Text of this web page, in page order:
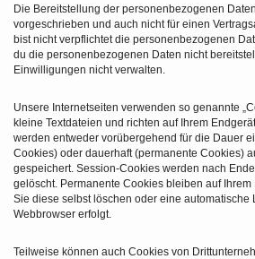
Die Bereitstellung der personenbezogenen
vorgeschrieben und auch nicht für einen
bist nicht verpflichtet die personenbezogenen
du die personenbezogenen Daten nicht
Einwilligungen nicht verwalten.
Unsere Internetseiten verwenden so genannte
kleine Textdateien und richten auf Ihrem
werden entweder vorübergehend für die Dauer
Cookies) oder dauerhaft (permanente Cookies)
gespeichert. Session-Cookies werden nach
gelöscht. Permanente Cookies bleiben auf
Sie diese selbst löschen oder eine automatische
Webbrowser erfolgt.
Teilweise können auch Cookies von